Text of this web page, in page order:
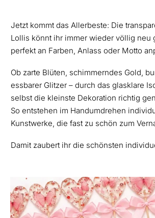
Jetzt kommt das Allerbeste: Die
Lollis könnt ihr immer wieder völlig neu
perfekt an Farben, Anlass oder Motto
Ob zarte Blüten, schimmerndes Gold,
essbarer Glitzer – durch das glasklare
selbst die kleinste Dekoration richtig
So entstehen im Handumdrehen
Kunstwerke, die fast zu schön zum
Damit zaubert ihr die schönsten